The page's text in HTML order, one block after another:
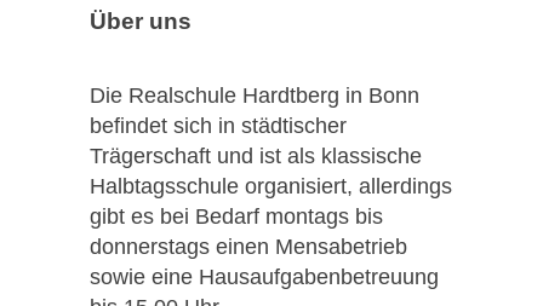
Über uns
Die Realschule Hardtberg in Bonn
befindet sich in städtischer
Trägerschaft und ist als klassische
Halbtagsschule organisiert, allerdings
gibt es bei Bedarf montags bis
donnerstags einen Mensabetrieb
sowie eine Hausaufgabenbetreuung